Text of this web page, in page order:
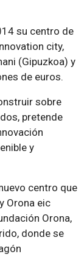
su centro de
city,
(Gipuzkoa) y
de euros.
sobre
pretende
y
centro que
Orona eic
Orona,
donde se